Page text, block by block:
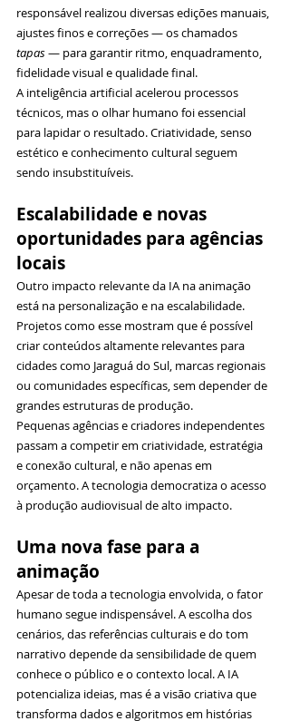
responsável realizou diversas edições manuais,
ajustes finos e correções — os chamados
tapas — para garantir ritmo, enquadramento,
fidelidade visual e qualidade final.
A inteligência artificial acelerou processos
técnicos, mas o olhar humano foi essencial
para lapidar o resultado. Criatividade, senso
estético e conhecimento cultural seguem
sendo insubstituíveis.
Escalabilidade e novas
oportunidades para agências
locais
Outro impacto relevante da IA na animação
está na personalização e na escalabilidade.
Projetos como esse mostram que é possível
criar conteúdos altamente relevantes para
cidades como Jaraguá do Sul, marcas regionais
ou comunidades específicas, sem depender de
grandes estruturas de produção.
Pequenas agências e criadores independentes
passam a competir em criatividade, estratégia
e conexão cultural, e não apenas em
orçamento. A tecnologia democratiza o acesso
à produção audiovisual de alto impacto.
Uma nova fase para a
animação
Apesar de toda a tecnologia envolvida, o fator
humano segue indispensável. A escolha dos
cenários, das referências culturais e do tom
narrativo depende da sensibilidade de quem
conhece o público e o contexto local. A IA
potencializa ideias, mas é a visão criativa que
transforma dados e algoritmos em histórias